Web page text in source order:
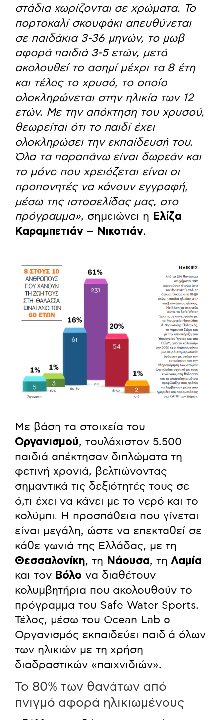
στάδια χωρίζονται σε χρώματα. Το
πορτοκαλί σκουφάκι απευθύνεται
σε παιδάκια 3-36 μηνών, το μωβ
αφορά παιδιά 3-5 ετών, μετά
ακολουθεί το ασημί μέχρι τα 8 έτη
και τέλος το χρυσό, το οποίο
ολοκληρώνεται στην ηλικία των 12
ετών. Με την απόκτηση του χρυσού,
θεωρείται ότι το παιδί έχει
ολοκληρώσει την εκπαίδευσή του.
Όλα τα παραπάνω είναι δωρεάν και
το μόνο που χρειάζεται είναι οι
προπονητές να κάνουν εγγραφή,
μέσω της ιστοσελίδας μας, στο
πρόγραμμα», σημειώνει η Ελίζα
Καραμπετιάν – Νικοτιάν.
Με βάση τα στοιχεία του
Οργανισμού, τουλάχιστον 5.500
παιδιά απέκτησαν διπλώματα τη
φετινή χρονιά, βελτιώνοντας
σημαντικά τις δεξιότητές τους σε
ό,τι έχει να κάνει με το νερό και το
κολύμπι. Η προσπάθεια που γίνεται
είναι μεγάλη, ώστε να επεκταθεί σε
κάθε γωνιά της Ελλάδας, με τη
Θεσσαλονίκη, τη Νάουσα, τη Λαμία
και τον Βόλο να διαθέτουν
κολυμβητήρια που ακολουθούν το
πρόγραμμα του Safe Water Sports.
Τέλος, μέσω του Ocean Lab ο
Οργανισμός εκπαιδεύει παιδιά όλων
των ηλικιών με τη χρήση
διαδραστικών «παιχνιδιών».
Το 80% των θανάτων από
πνιγμό αφορά ηλικιωμένους